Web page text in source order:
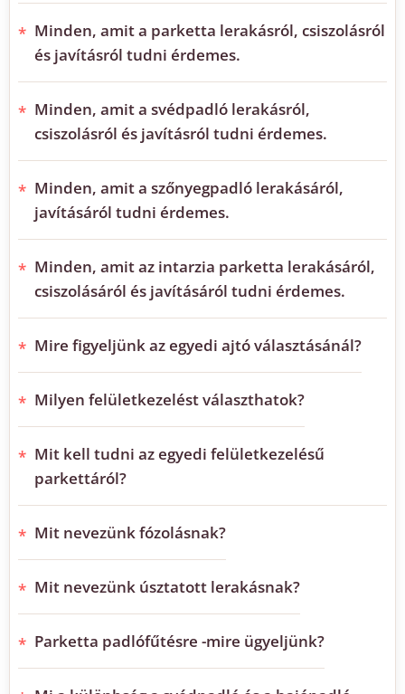
Minden, amit a parketta lerakásról, csiszolásról
és javításról tudni érdemes.
Minden, amit a svédpadló lerakásról,
csiszolásról és javításról tudni érdemes.
Minden, amit a szőnyegpadló lerakásáról,
javításáról tudni érdemes.
Minden, amit az intarzia parketta lerakásáról,
csiszolásáról és javításáról tudni érdemes.
Mire figyeljünk az egyedi ajtó választásánál?
Milyen felületkezelést választhatok?
Mit kell tudni az egyedi felületkezelésű
parkettáról?
Mit nevezünk fózolásnak?
Mit nevezünk úsztatott lerakásnak?
Parketta padlófűtésre -mire ügyeljünk?